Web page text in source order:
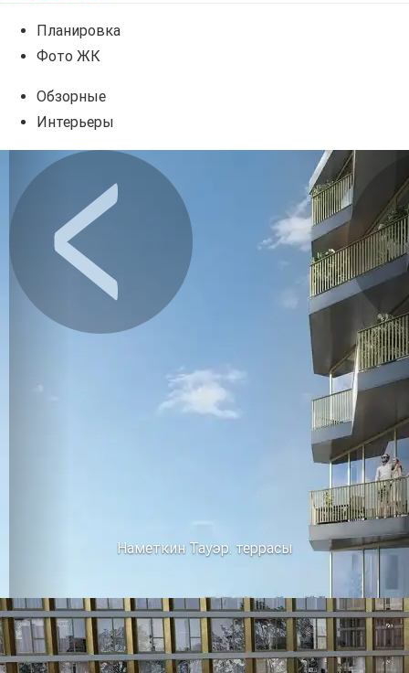
Планировка
Фото ЖК
Обзорные
Интерьеры
Наметкин Тауэр. террасы